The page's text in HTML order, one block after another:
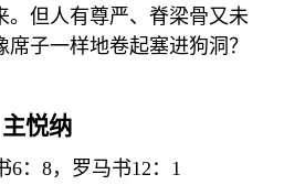
。但人有尊严、脊梁骨又未
子一样地卷起塞进狗洞？
主悦纳
6： 8，罗马书12 ： 1